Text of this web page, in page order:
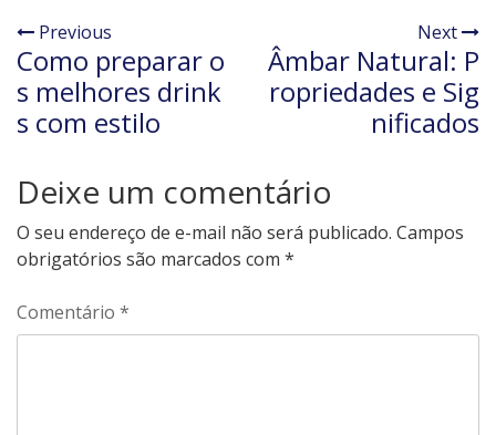
Previous
Como preparar o
s melhores drink
s com estilo
Next
Âmbar Natural: P
ropriedades e Sig
nificados
Deixe um comentário
O seu endereço de e-mail não será publicado. Campos
obrigatórios são marcados com *
Comentário *